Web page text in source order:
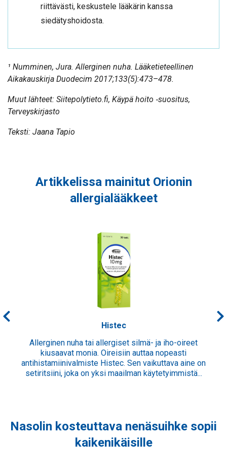
riittävästi, keskustele lääkärin kanssa
siedätyshoidosta.
¹ Numminen, Jura. Allerginen nuha. Lääketieteellinen
Aikakauskirja Duodecim 2017;133(5):473–478.
Muut lähteet: Siitepolytieto.fi, Käypä hoito ‑suositus,
Terveyskirjasto
Teksti: Jaana Tapio
Artikkelissa mainitut Orionin
allergialääkkeet
Histec
Allerginen nuha tai allergiset silmä- ja iho-oireet
kiusaavat monia. Oireisiin auttaa nopeasti
antihistamiinivalmiste Histec. Sen vaikuttava aine on
setiritsiini, joka on yksi maailman käytetyimmistä...
Nasolin kosteuttava nenäsuihke sopii
kaikenikäisille